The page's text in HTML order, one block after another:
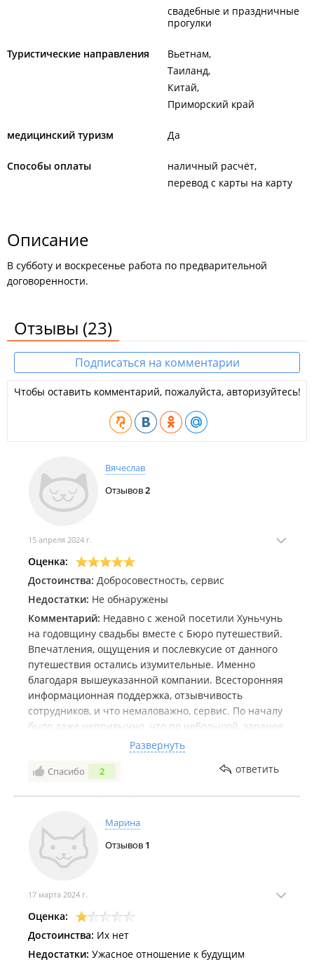
свадебные и праздничные
прогулки
Туристические направления
Вьетнам
Таиланд
Китай
Приморский край
медицинский туризм Да
Способы оплаты
наличный расчёт
перевод с карты на карту
Описание
В субботу и воскресенье работа по предварительной
договоренности.
Отзывы (23)
Подписаться на комментарии
Чтобы оставить комментарий, пожалуйста, авторизуйтесь!
Вячеслав
Отзывов2
15 апреля 2024 г.
Оценка:
Достоинства: Добросовестность, сервис
Недостатки: Не обнаружены
Комментарий: Недавно с женой посетили Хуньчунь
на годовщину свадьбы вместе с Бюро путешествий.
Впечатления, ощущения и послевкусие от данного
путешествия остались изумительные. Именно
благодаря вышеуказанной компании. Всесторонняя
информационная поддержка, отзывчивость
сотрудников, и что немаловажно, сервис. По началу
было даже непривычно, что по небольшой, заранее
оговоренной просьбе, нас всегда бесплатно отвезут
и привезут обратно, хотя от необходимого места до
гостиницы всего 5 минут ходьбы. Вера, Евгения и
Развернуть
Спасибо 2 ответить
Марина
Отзывов 1
17 марта 2024 г.
Оценка:
Достоинства: Их нет
Недостатки: Ужасное отношение к будущим